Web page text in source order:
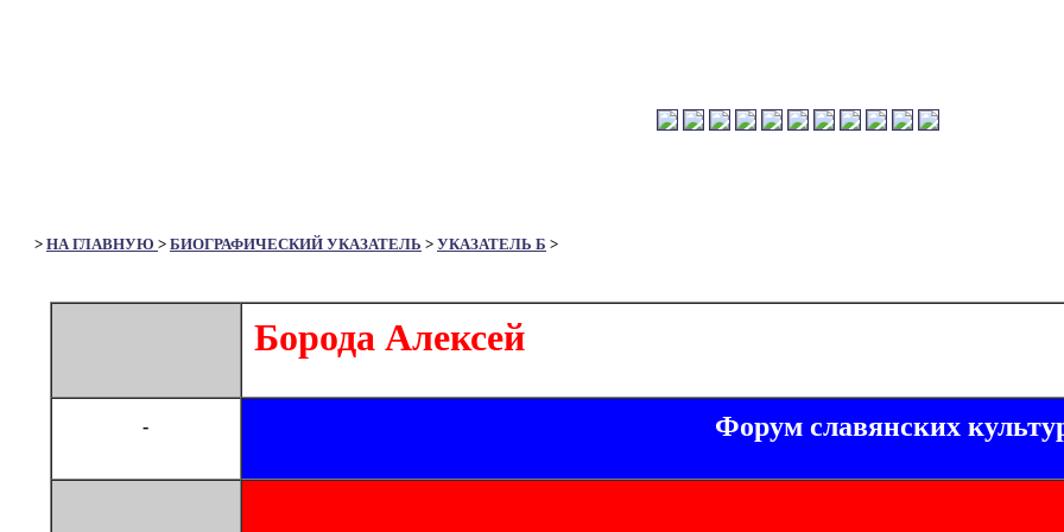
> НА ГЛАВНУЮ > БИОГРАФИЧЕСКИЙ УКАЗАТЕЛЬ > УКАЗАТЕЛЬ Б >
Борода Алексей
- Форум славянских